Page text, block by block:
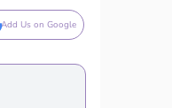
Add Us on Google